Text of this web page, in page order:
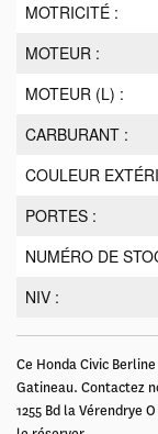
MOTRICITÉ :
MOTEUR :
MOTEUR (L) :
CARBURANT :
COULEUR
PORTES :
NUMÉRO DE
NIV :
Ce Honda Civic
Gatineau. Contactez
1255 Bd la Vérendrye